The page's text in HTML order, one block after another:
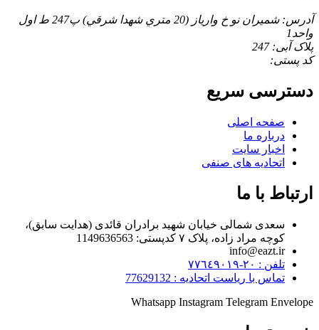
آدرس: شميران نو خ وارياز (20 متري شهدا شرقي) پ247 ط اول
واحد1
پلاک آبی: 247
کد پستی:
دسترسی سریع
صفحه اصلی
درباره ما
اخبار سایت
اتحادیه های صنفی
ارتباط با ما
سعدی شمالی خیابان شهید برادران قائدی (هدایت سابق)،
کوچه مراد زاده، پلاک ۷ کدپستی: 1149636563
info@eazt.ir
تلفن : ٢٠-٧٧٦٤٩٠١٩
تماس با ریاست اتحادیه : 77629132
Whatsapp Instagram Telegram Envelope